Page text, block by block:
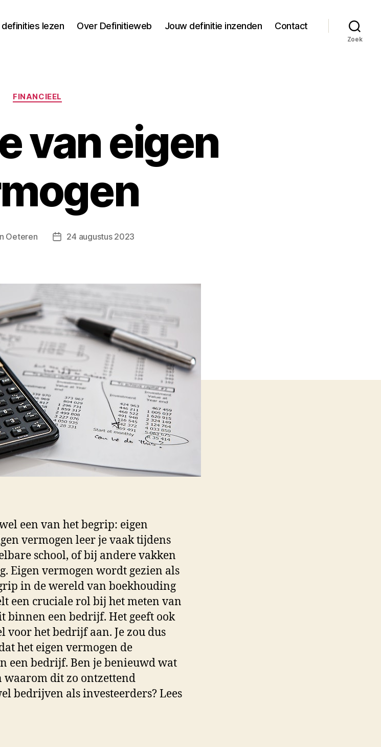
definities lezen Over Definitieweb Jouw definitie inzenden Contact
Zoek
Categorieën
FINANCIEEL
van eigen
Oeteren Berichtdatum
24 augustus 2023
een van het begrip: eigen
vermogen leer je vaak tijdens
school, of bij andere vakken
Eigen vermogen wordt gezien als
in de wereld van boekhouding
een cruciale rol bij het meten van
binnen een bedrijf. Het geeft ook
voor het bedrijf aan. Je zou dus
het eigen vermogen de
een bedrijf. Ben je benieuwd wat
waarom dit zo ontzettend
bedrijven als investeerders? Lees